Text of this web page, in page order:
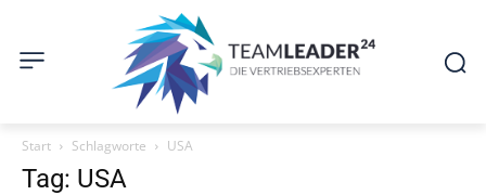
Start Schlagworte USA
Tag: USA